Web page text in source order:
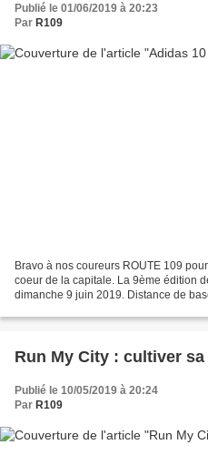
Publié le 01/06/2019 à 20:23
Par R109
Bravo à nos coureurs ROUTE 109
coeur de la capitale. La 9ème édition
dimanche 9 juin 2019. Distance de
Run My City : cultiver
Publié le 10/05/2019 à 20:24
Par R109